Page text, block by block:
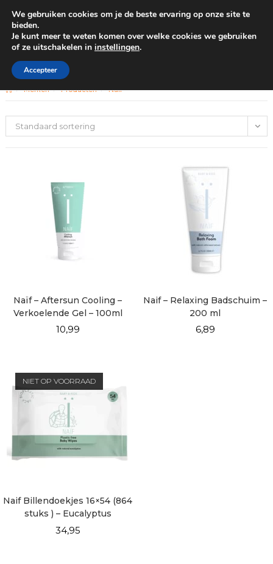
GRATIS BEZORGING VANAF €100
Naif
> Merken > Producten > Naif
Standaard sortering
Naïf – Aftersun Cooling –
Verkoelende Gel – 100ml
10,99
Naif – Relaxing Badschuim –
200 ml
6,89
NIET OP VOORRAAD
Naif Billendoekjes 16×54 (864
stuks ) – Eucalyptus
34,95
We gebruiken cookies om je de beste ervaring op onze site te
bieden.
Je kunt meer te weten komen over welke cookies we gebruiken
of ze uitschakelen in instellingen.
Accepteer